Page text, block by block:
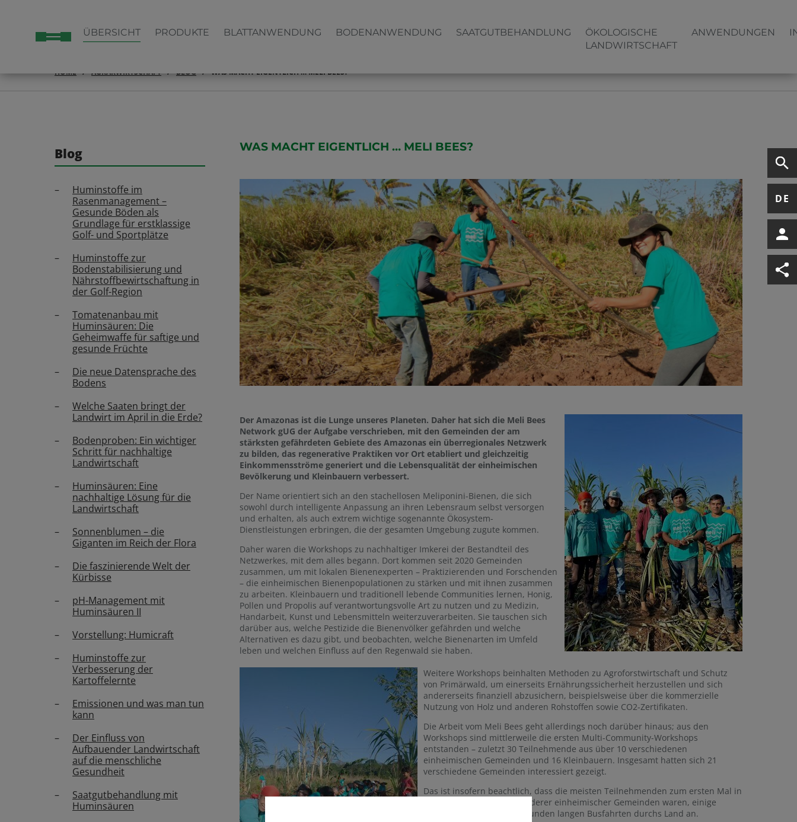
ÜBERSICHT PRODUKTE BLATTANWENDUNG BODENANWENDUNG SAATGUTBEHANDLUNG
ÖKOLOGISCHE
LANDWIRTSCHAFT
ANWENDUNGEN
DE
HOME AGRARWIRTSCHAFT BLOG WAS MACHT EIGENTLICH … MELI BEES?
Blog
Huminstoffe im
Rasenmanagement –
Gesunde Böden als
Grundlage für erstklassige
Golf- und Sportplätze
Huminstoffe zur
Bodenstabilisierung und
Nährstoffbewirtschaftung in
der Golf-Region
Tomatenanbau mit
Huminsäuren: Die
Geheimwaffe für saftige und
gesunde Früchte
Die neue Datensprache des
Bodens
Welche Saaten bringt der
Landwirt im April in die Erde?
Bodenproben: Ein wichtiger
Schritt für nachhaltige
Landwirtschaft
Huminsäuren: Eine
nachhaltige Lösung für die
Landwirtschaft
Sonnenblumen – die
Giganten im Reich der Flora
Die faszinierende Welt der
Kürbisse
pH-Management mit
Huminsäuren II
Vorstellung: Humicraft
Huminstoffe zur
Verbesserung der
Kartoffelernte
Emissionen und was man tun
kann
Der Einfluss von
Aufbauender Landwirtschaft
auf die menschliche
Gesundheit
Saatgutbehandlung mit
Huminsäuren
WAS MACHT EIGENTLICH … MELI BEES?
Der Amazonas ist die Lunge unseres Planeten. Daher hat sich die Meli Bees
Network gUG der Aufgabe verschrieben, mit den Gemeinden der am
stärksten gefährdeten Gebiete des Amazonas ein überregionales Netzwerk
zu bilden, das regenerative Praktiken vor Ort etabliert und gleichzeitig
Einkommensströme generiert und die Lebensqualität der einheimischen
Bevölkerung und Kleinbauern verbessert.
Der Name orientiert sich an den stachellosen Meliponini-Bienen, die sich
sowohl durch intelligente Anpassung an ihren Lebensraum selbst versorgen
und erhalten, als auch extrem wichtige sogenannte Ökosystem-
Dienstleistungen erbringen, die der gesamten Umgebung zugute kommen.
Daher waren die Workshops zu nachhaltiger Imkerei der Bestandteil des
Netzwerkes, mit dem alles begann. Dort kommen seit 2020 Gemeinden
zusammen, um mit lokalen Bienenexperten – Praktizierenden und Forschenden
– die einheimischen Bienenpopulationen zu stärken und mit ihnen zusammen
zu arbeiten. Kleinbauern und traditionell lebende Communities lernen, Honig,
Pollen und Propolis auf verantwortungsvolle Art zu nutzen und zu Medizin,
Handarbeit, Kunst und Lebensmitteln weiterzuverarbeiten. Sie tauschen sich
darüber aus, welche Pestizide die Bienenvölker gefährden und welche
Alternativen es dazu gibt, und beobachten, welche Bienenarten im Umfeld
leben und welchen Einfluss auf den Regenwald sie haben.
Weitere Workshops beinhalten Methoden zu Agroforstwirtschaft und Schutz
von Primärwald, um einerseits Ernährungssicherheit herzustellen und sich
andererseits finanziell abzusichern, beispielsweise über die kommerzielle
Nutzung von Holz und anderen Rohstoffen sowie CO2-Zertifikaten.
Die Arbeit vom Meli Bees geht allerdings noch darüber hinaus; aus den
Workshops sind mittlerweile die ersten Multi-Community-Workshops
entstanden – zuletzt 30 Teilnehmende aus über 10 verschiedenen
einheimischen Gemeinden und 16 Kleinbauern. Insgesamt hatten sich 21
verschiedene Gemeinden interessiert gezeigt.
Das ist insofern beachtlich, dass die meisten Teilnehmenden zum ersten Mal in
Kontakt mit Mitgliedern anderer einheimischer Gemeinden waren, einige
reisten sogar in über 12 Stunden langen Busfahrten durchs Land an.